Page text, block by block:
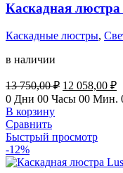
Каскадная
Каскадные люстры,
в наличии
13 750,00₽
цена
750,00 ₽.
12 058,00 ₽
0 Дни 00 Часы 00 Мин.
В корзину
Сравнить
Быстрый просмотр
-12%